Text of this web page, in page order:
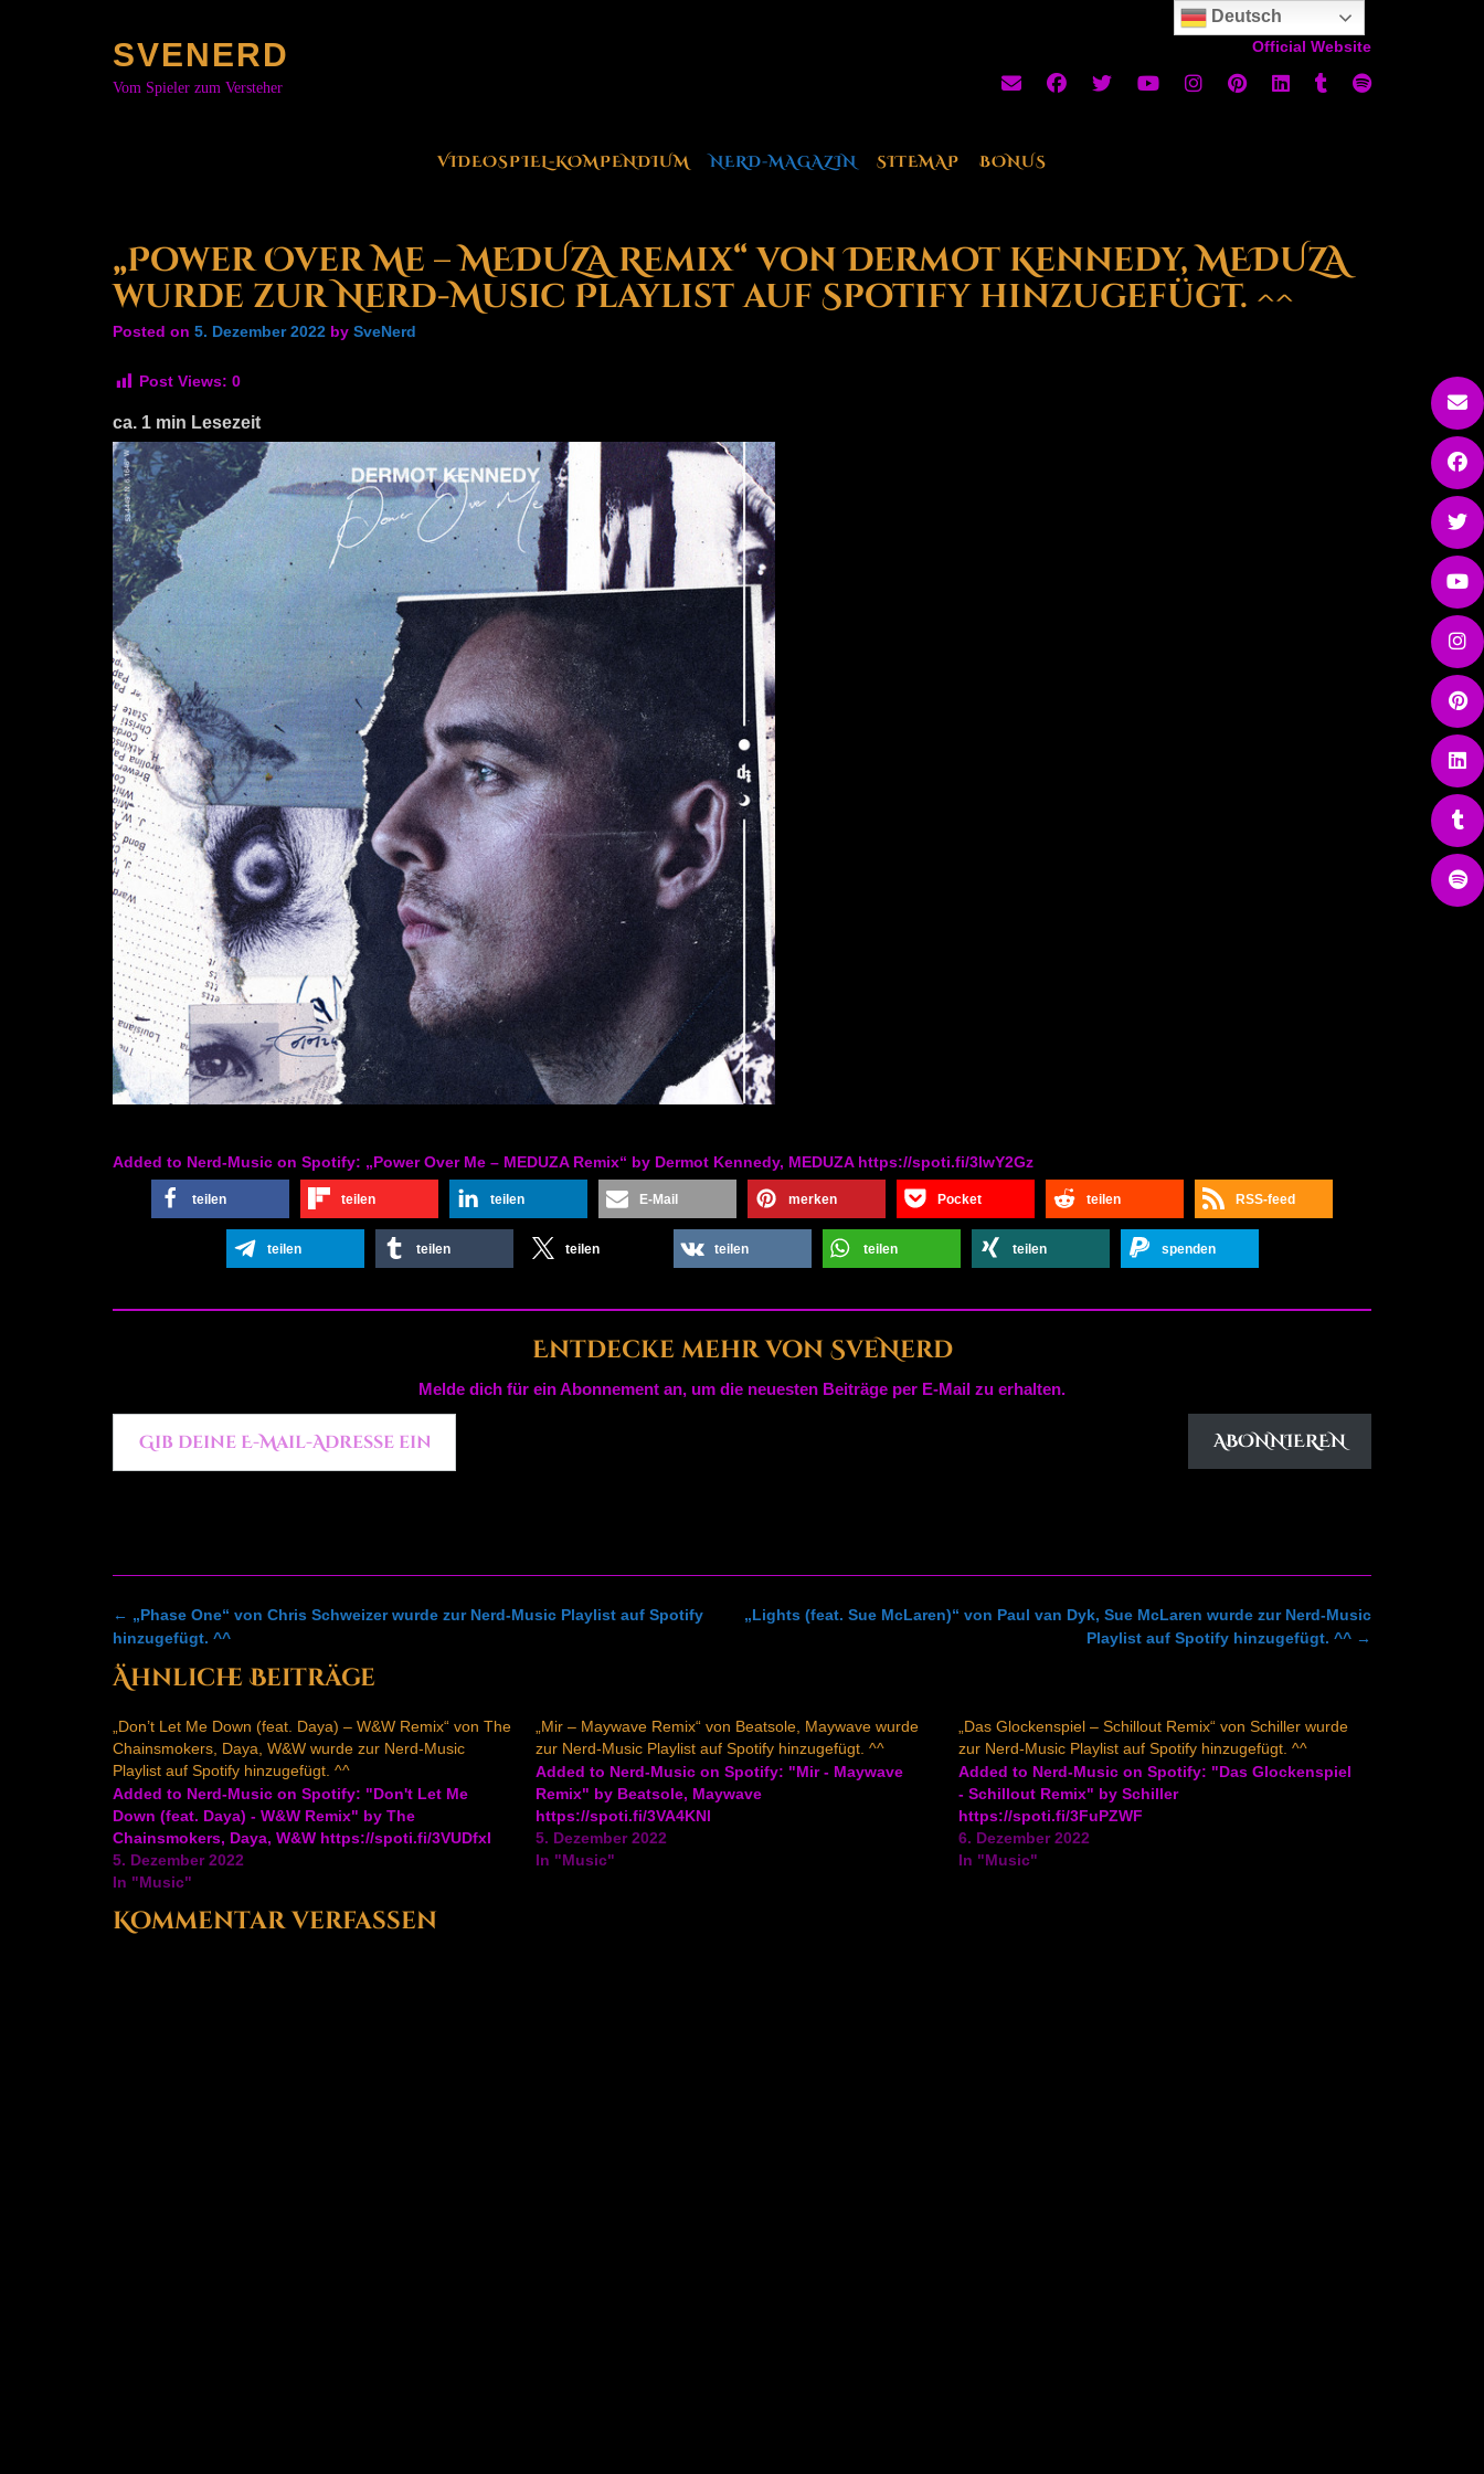
SVENERD
Vom Spieler zum Versteher
Official Website
VIDEOSPIEL-KOMPENDIUM NERD-MAGAZIN SITEMAP BONUS
„Power Over Me – MEDUZA Remix“ von Dermot Kennedy, MEDUZA
wurde zur Nerd-Music Playlist auf Spotify hinzugefügt. ^^
Posted on 5. Dezember 2022 by SveNerd
Post Views: 0
ca. 1 min Lesezeit
Added to Nerd-Music on Spotify: „Power Over Me – MEDUZA Remix“ by Dermot Kennedy, MEDUZA https://spoti.fi/3lwY2Gz
teilen teilen teilen E-Mail merken Pocket teilen RSS-feed
teilen teilen teilen teilen teilen teilen spenden
Entdecke mehr von SveNerd
Melde dich für ein Abonnement an, um die neuesten Beiträge per E-Mail zu erhalten.
Gib deine E-Mail-Adresse ein ...
ABONNIEREN
Post
navigation
„Lights (feat. Sue McLaren)“ von Paul van Dyk, Sue McLaren wurde zur Nerd-Music
Playlist auf Spotify hinzugefügt. ^^ →
← „Phase One“ von Chris Schweizer wurde zur Nerd-Music Playlist auf Spotify
hinzugefügt. ^^
Ähnliche Beiträge
„Don’t Let Me Down (feat. Daya) – W&W Remix“ von The
Chainsmokers, Daya, W&W wurde zur Nerd-Music
Playlist auf Spotify hinzugefügt. ^^
Added to Nerd-Music on Spotify: "Don't Let Me
Down (feat. Daya) - W&W Remix" by The
Chainsmokers, Daya, W&W https://spoti.fi/3VUDfxI
5. Dezember 2022
In "Music"
„Mir – Maywave Remix“ von Beatsole, Maywave wurde
zur Nerd-Music Playlist auf Spotify hinzugefügt. ^^
Added to Nerd-Music on Spotify: "Mir - Maywave
Remix" by Beatsole, Maywave
https://spoti.fi/3VA4KNl
5. Dezember 2022
In "Music"
„Das Glockenspiel – Schillout Remix“ von Schiller wurde
zur Nerd-Music Playlist auf Spotify hinzugefügt. ^^
Added to Nerd-Music on Spotify: "Das Glockenspiel
- Schillout Remix" by Schiller
https://spoti.fi/3FuPZWF
6. Dezember 2022
In "Music"
Kommentar verfassen
Deutsch